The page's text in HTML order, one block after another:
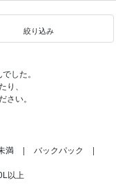
絞り込み
した。
、
さい。
満 バックパック
以上